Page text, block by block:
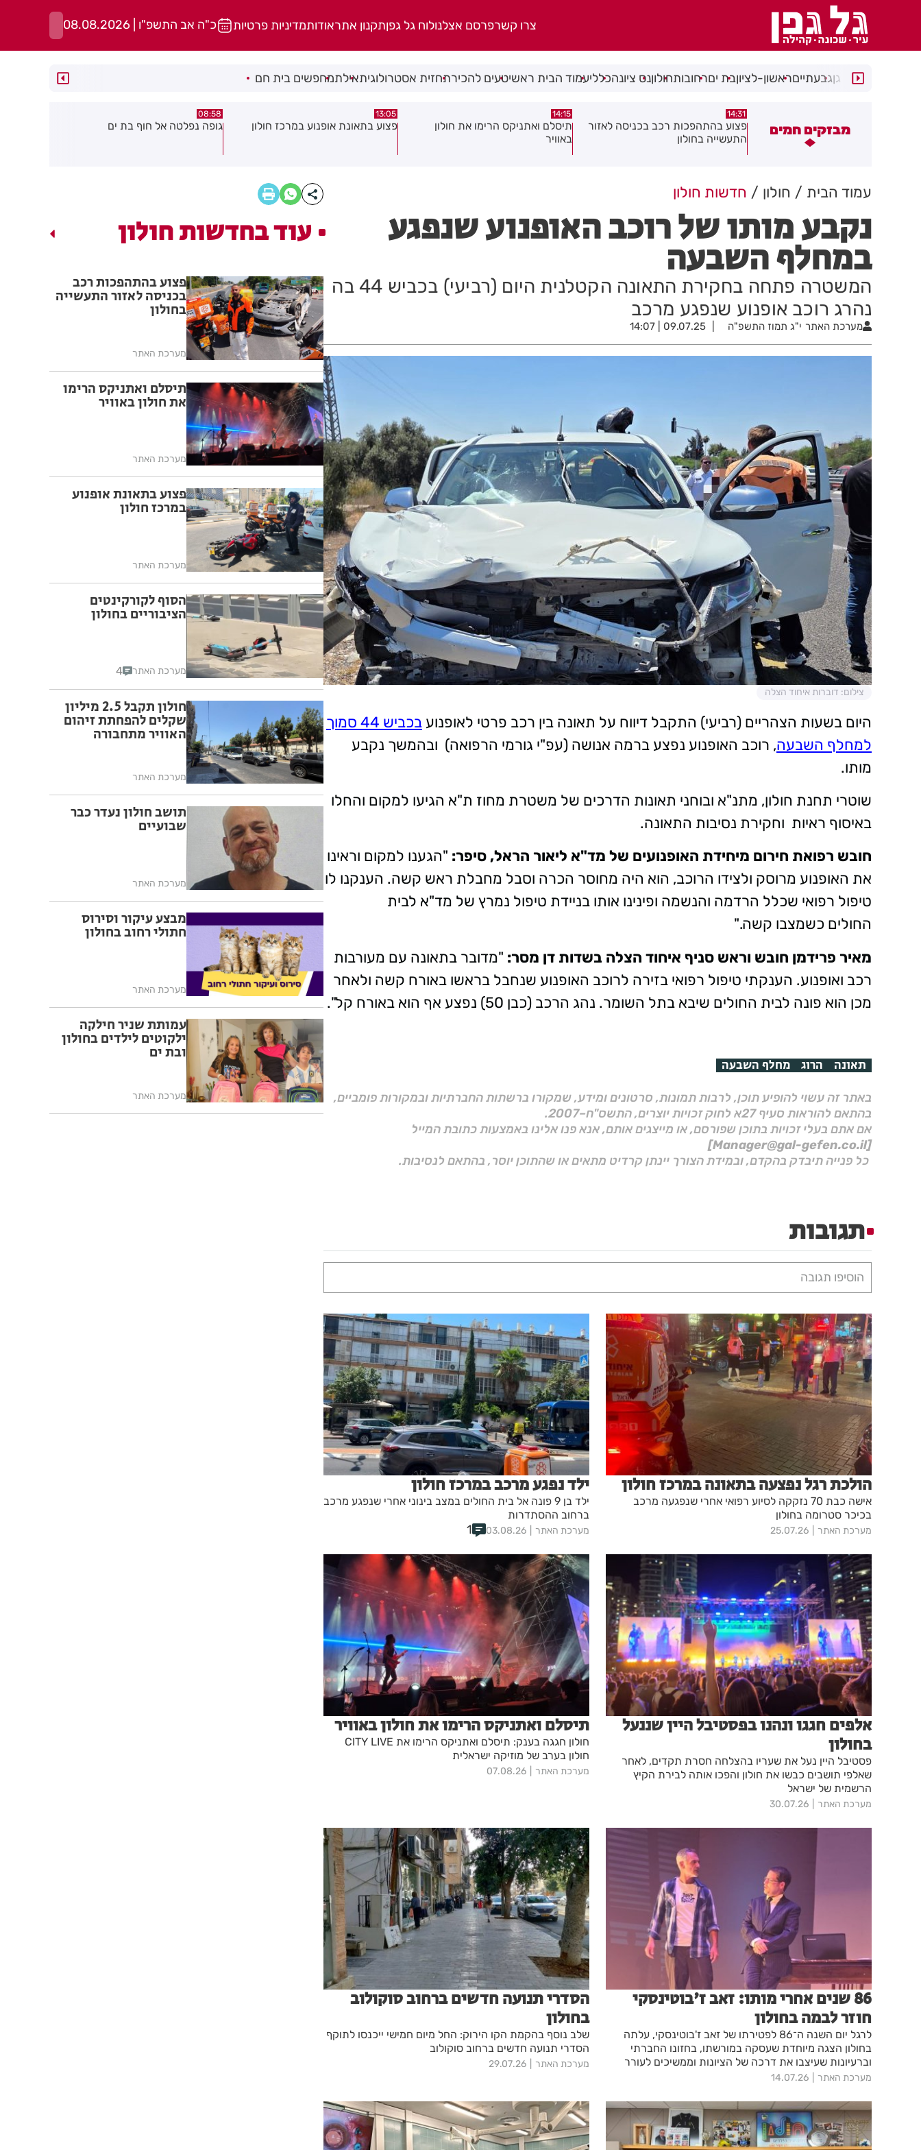
צרו קשרפרסם אצלנולוח גל גפןתקנון אתראודותמדיניות פרטיות כ"ה אב התשפ"ו | 08.08.2026
רמת גןגבעתייםראשון-לציוןבת יםרחובותחולוןנס ציונהכלליעמוד הבית ראשיטעים להכירתחזית אסטרולוגיתאילתמחפשים בית חם
מבזקים חמים
פצוע בהתהפכות רכב בכניסה לאזור
14:15
תיסלם ואתניקס הרימו את חולון
באוויר
13:05
פצוע בתאונת אופנוע במרכז חולון
08:58
גופה נפלטה אל חוף בת ים
08:29
חשד להצתה בשלושה מוקדים ברמת
עמוד הבית חולון חדשות חולון
נקבע מותו של רוכב האופנוע שנפגע
במחלף השבעה
המשטרה פתחה בחקירת התאונה הקטלנית היום (רביעי) בכביש 44 בה
נהרג רוכב אופנוע שנפגע מרכב
מערכת האתר י"ג תמוז התשפ"ה 09.07.25 | 14:07
צילום: דוברות איחוד הצלה
היום בשעות הצהריים (רביעי) התקבל דיווח על תאונה בין רכב פרטי לאופנוע
בכביש 44 סמוך
למחלף השבעה, רוכב האופנוע נפצע ברמה אנושה (עפ"י גורמי הרפואה) ובהמשך נקבע
מותו.
שוטרי תחנת חולון, מתנ"א ובוחני תאונות הדרכים של משטרת מחוז ת"א הגיעו למקום והחלו
באיסוף ראיות וחקירת נסיבות התאונה.
חובש רפואת חירום מיחידת האופנועים של מד"א ליאור הראל, סיפר: "הגענו למקום וראינו
את האופנוע מרוסק ולצידו הרוכב, הוא היה מחוסר הכרה וסבל מחבלת ראש קשה. הענקנו לו
טיפול רפואי שכלל הרדמה והנשמה ופינינו אותו בניידת טיפול נמרץ של מד"א לבית
החולים כשמצבו קשה."
מאיר פרידמן חובש וראש סניף איחוד הצלה בשדות דן מסר: "מדובר בתאונה עם מעורבות
רכב ואופנוע. הענקתי טיפול רפואי בזירה לרוכב האופנוע שנחבל בראשו באורח קשה ולאחר
מכן הוא פונה לבית החולים שיבא בתל השומר. נהג הרכב (כבן 50) נפצע אף הוא באורח קל".
תאונה הרוג מחלף השבעה
באתר זה עשוי להופיע תוכן, לרבות תמונות, סרטונים ומידע, שמקורו ברשתות החברתיות ובמקורות פומביים,
בהתאם להוראות סעיף 27א לחוק זכויות יוצרים, התשס"ח–2007.
אם אתם בעלי זכויות בתוכן שפורסם, או מייצגים אותם, אנא פנו אלינו באמצעות כתובת המייל
[Manager@gal-gefen.co.il]
כל פנייה תיבדק בהקדם, ובמידת הצורך יינתן קרדיט מתאים או שהתוכן יוסר, בהתאם לנסיבות.
תגובות
הוסיפו תגובה
הולכת רגל נפצעה בתאונה במרכז חולון
אישה כבת 70 נזקקה לסיוע רפואי אחרי שנפגעה מרכב
בכיכר סטרומה בחולון
מערכת האתר 25.07.26
ילד נפגע מרכב במרכז חולון
ילד בן 9 פונה אל בית החולים במצב בינוני אחרי שנפגע מרכב
ברחוב ההסתדרות
מערכת האתר 03.08.26
1
אלפים חגגו ונהנו בפסטיבל היין שננעל
בחולון
פסטיבל היין נעל את שעריו בהצלחה חסרת תקדים, לאחר
שאלפי תושבים כבשו את חולון והפכו אותה לבירת הקיץ
הרשמית של ישראל
מערכת האתר 30.07.26
תיסלם ואתניקס הרימו את חולון באוויר
חולון חגגה בענק: תיסלם ואתניקס הרימו את CITY LIVE
חולון בערב של מוזיקה ישראלית
מערכת האתר 07.08.26
86 שנים אחרי מותו: זאב ז'בוטינסקי
חוזר לבמה בחולון
לרגל יום השנה ה־86 לפטירתו של זאב ז'בוטינסקי, עלתה
בחולון הצגה מיוחדת שעסקה במורשתו, בחזונו החברתי
וברעיונות שעיצבו את דרכה של הציונות וממשיכים לעורר
שיח גם בימינו.
מערכת האתר 14.07.26
הסדרי תנועה חדשים ברחוב סוקולוב
בחולון
שלב נוסף בהקמת הקו הירוק: החל מיום חמישי ייכנסו לתוקף
הסדרי תנועה חדשים ברחוב סוקולוב
מערכת האתר 29.07.26
עוד בחדשות חולון
פצוע בהתהפכות רכב
בכניסה לאזור התעשייה
בחולון
מערכת האתר
תיסלם ואתניקס הרימו
את חולון באוויר
מערכת האתר
פצוע בתאונת אופנוע
במרכז חולון
מערכת האתר
הסוף לקורקינטים
הציבוריים בחולון
מערכת האתר 4
חולון תקבל 2.5 מיליון
שקלים להפחתת זיהום
האוויר מתחבורה
מערכת האתר
תושב חולון נעדר כבר
שבועיים
מערכת האתר
מבצע עיקור וסירוס
חתולי רחוב בחולון
מערכת האתר
עמותת שניר חילקה
ילקוטים לילדים בחולון
ובת ים
מערכת האתר